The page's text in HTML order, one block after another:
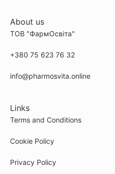
About us
ТОВ "ФармОсвіта"
+380 75 623 76 32
info@pharmosvita.online
Links
Terms and Conditions
Cookie Policy
Privacy Policy